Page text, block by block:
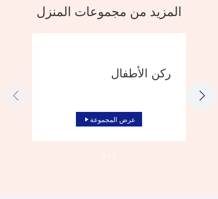
المزيد من مجموعات المنزل
ركن الأطفال
عرض المجموعة
NEXT SLIDE